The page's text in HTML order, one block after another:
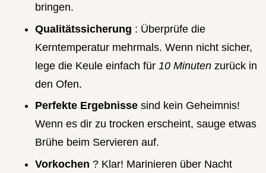
bringen.
Qualitätssicherung : Überprüfe die
Kerntemperatur mehrmals. Wenn nicht sicher,
lege die Keule einfach für 10 Minuten zurück in
den Ofen.
Perfekte Ergebnisse sind kein Geheimnis!
Wenn es dir zu trocken erscheint, sauge etwas
Brühe beim Servieren auf.
Vorkochen ? Klar! Marinieren über Nacht